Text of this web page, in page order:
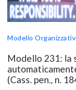
Modello
Modello 231: la
(Cass. pen., n.